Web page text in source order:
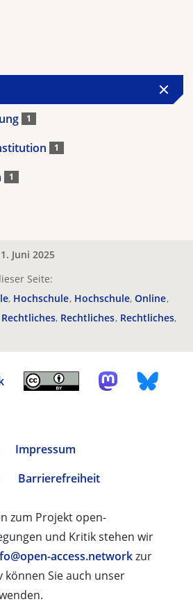
1
1
1
Juni 2025
Seite:
Hochschule Hochschule Online
Rechtliches Rechtliches Rechtliches
Impressum
Barrierefreiheit
zum Projekt open-
und Kritik stehen wir
access.networkzur
Sie auch unser